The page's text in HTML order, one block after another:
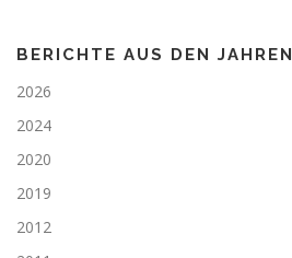
BERICHTE AUS DEN JAHREN
2026
2024
2020
2019
2012